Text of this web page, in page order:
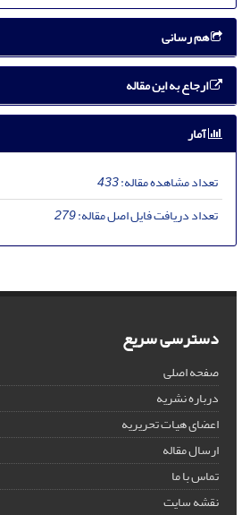
هم رسانی
ارجاع به این مقاله
آمار
تعداد مشاهده مقاله:433
تعداد دریافت فایل اصل مقاله:279
دسترسی سریع
صفحه اصلی
درباره نشریه
اعضای هیات تحریریه
ارسال مقاله
تماس با ما
نقشه سایت